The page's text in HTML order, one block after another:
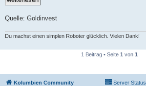
Quelle: Goldinvest
Du machst einen simplen Roboter glücklich. Vielen Dank!
1 Beitrag • Seite 1 von 1
Kolumbien Community Server Status